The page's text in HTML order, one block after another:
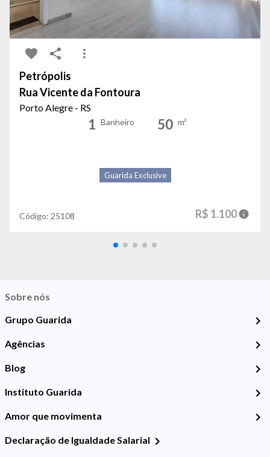
Petrópolis
Rua Vicente da Fontoura
Porto Alegre - RS
1 Banheiro 50 m²
Guarida Exclusive
Código: 25108 R$ 1.100
Sobre nós
Grupo Guarida
Agências
Blog
Instituto Guarida
Amor que movimenta
Declaração de Igualdade Salarial